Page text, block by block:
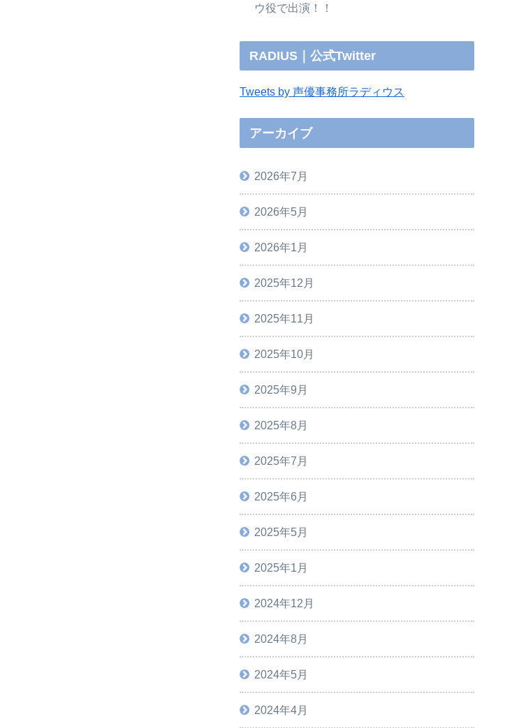
ウ役で出演！！
RADIUS｜公式Twitter
Tweets by 声優事務所ラディウス
アーカイブ
2026年7月
2026年5月
2026年1月
2025年12月
2025年11月
2025年10月
2025年9月
2025年8月
2025年7月
2025年6月
2025年5月
2025年1月
2024年12月
2024年8月
2024年5月
2024年4月